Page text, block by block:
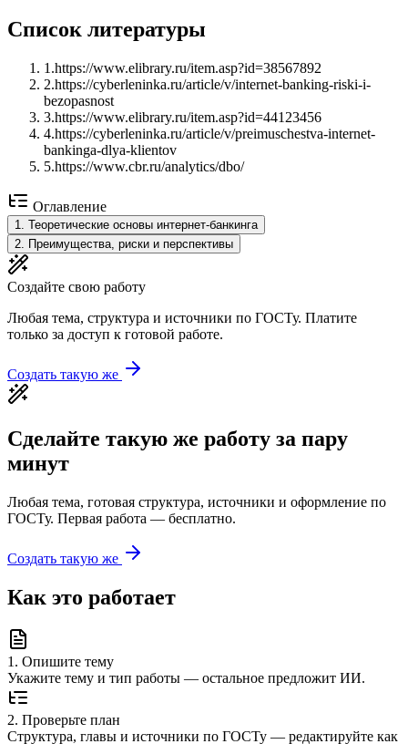
Список литературы
1 .https://www.elibrary.ru/item.asp?id=38567892
2.https://cyberleninka.ru/article/v/internet-banking-riski-i-
bezopasnost
3.https://www.elibrary.ru/item.asp?id=44123456
4.https://cyberleninka.ru/article/v/preimuschestva-internet-
bankinga-dlya-klientov
5.https://www.cbr.ru/analytics/dbo/
Оглавление
1. Теоретические основы интернет-банкинга
2. Преимущества, риски и перспективы
Создайте свою работу
Любая тема, структура и источники по ГОСТу. Платите
только за доступ к готовой работе.
Создать такую же
Сделайте такую же работу за пару
минут
Любая тема, готовая структура, источники и оформление по
ГОСТу. Первая работа — бесплатно.
Создать такую же
Как это работает
1 . Опишите тему
Укажите тему и тип работы — остальное предложит ИИ.
2. Проверьте план
Структура, главы и источники по ГОСТу — редактируйте как